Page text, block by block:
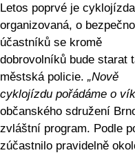
Letos poprvé je cyklojízda
organizovaná, o
účastníků se kromě
dobrovolníků bude starat
městská policie. „Nově
cyklojízdu pořádáme o
občanského sdružení
zvláštní program. Podle
zúčastnilo pravidelně